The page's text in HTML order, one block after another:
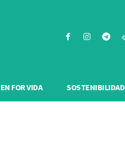
FOR VIDA SOSTENIBILIDAD